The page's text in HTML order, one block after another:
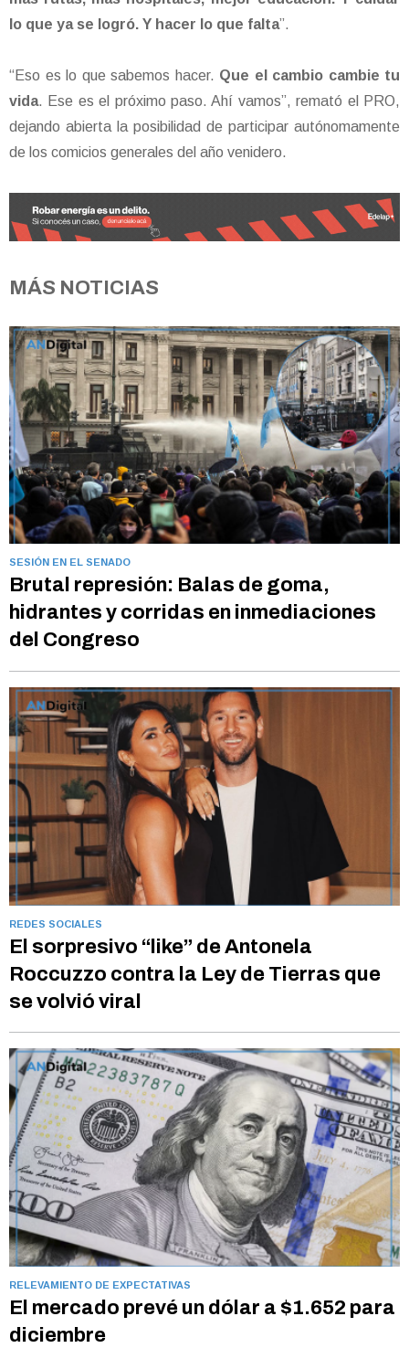
lo que ya se logró. Y hacer lo que falta”.
“Eso es lo que sabemos hacer. Que el cambio cambie tu
vida. Ese es el próximo paso. Ahí vamos”, remató el PRO,
dejando abierta la posibilidad de participar autónomamente
de los comicios generales del año venidero.
MÁS NOTICIAS
SESIÓN EN EL SENADO
Brutal represión: Balas de goma,
hidrantes y corridas en inmediaciones
del Congreso
REDES SOCIALES
El sorpresivo “like” de Antonela
Roccuzzo contra la Ley de Tierras que
se volvió viral
RELEVAMIENTO DE EXPECTATIVAS
El mercado prevé un dólar a $1.652 para
diciembre